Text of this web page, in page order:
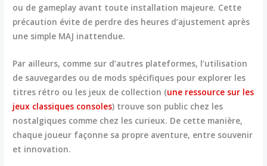
ou de gameplay avant toute installation majeure. Cette
précaution évite de perdre des heures d’ajustement après
une simple MAJ inattendue.
Par ailleurs, comme sur d’autres plateformes, l’utilisation
de sauvegardes ou de mods spécifiques pour explorer les
titres rétro ou les jeux de collection (une ressource sur les
jeux classiques consoles) trouve son public chez les
nostalgiques comme chez les curieux. De cette manière,
chaque joueur façonne sa propre aventure, entre souvenir
et innovation.